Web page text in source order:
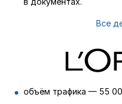
Все
объём трафика — 55